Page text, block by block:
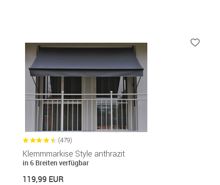
(479)
Klemmmarkise Style anthrazit
in 6 Breiten verfügbar
119,99 EUR